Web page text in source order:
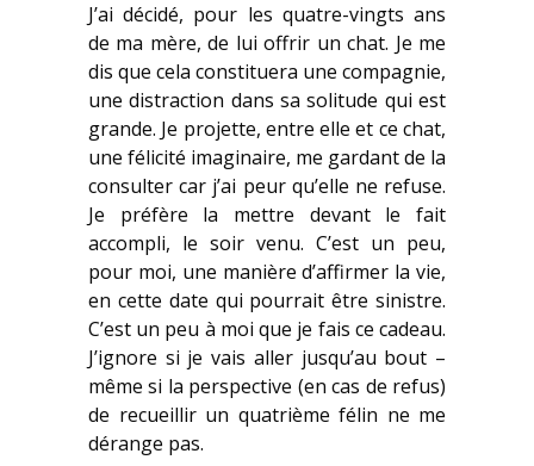
J’ai décidé, pour les quatre-vingts ans
de ma mère, de lui offrir un chat. Je me
dis que cela constituera une compagnie,
une distraction dans sa solitude qui est
grande. Je projette, entre elle et ce chat,
une félicité imaginaire, me gardant de la
consulter car j’ai peur qu’elle ne refuse.
Je préfère la mettre devant le fait
accompli, le soir venu. C’est un peu,
pour moi, une manière d’affirmer la vie,
en cette date qui pourrait être sinistre.
C’est un peu à moi que je fais ce cadeau.
J’ignore si je vais aller jusqu’au bout –
même si la perspective (en cas de refus)
de recueillir un quatrième félin ne me
dérange pas.